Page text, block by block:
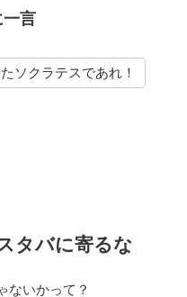
一言
ソクラテスであれ！
タバに寄るな
ないかって？